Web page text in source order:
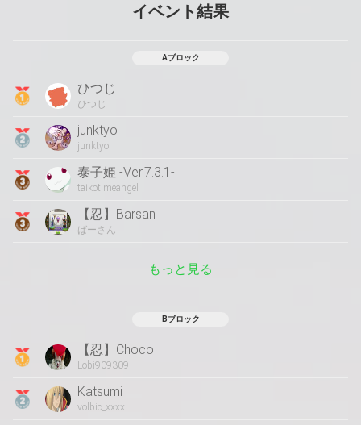
イベント結果
Aブロック
ひつじ
ひつじ
junktyo
junktyo
泰子姫 -Ver.7.3.1-
taikotimeangel
【忍】Barsan
ばーさん
もっと見る
Bブロック
【忍】Choco
Lobi909309
Katsumi
volbic_xxxx